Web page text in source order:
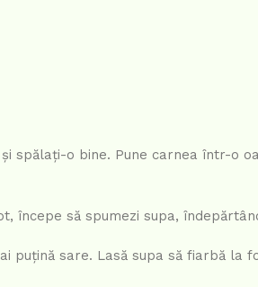
spălați-o bine. Pune carnea într-o
începe să spumezi supa,
puțină sare. Lasă supa să fiarbă la